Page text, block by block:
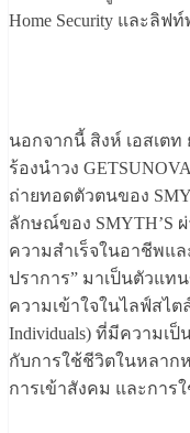
Home Security และลิฟ
นอกจากนี้ สิงห์ เอสเตท
ร้องนำวง
ถ่ายทอดตัวตนของ
ลักษณ์ของ SMYTH’S
ความสำเร็จในอาชีพแ
ปราการ” มาเป็นตัวแท
ความเข้าใจในไลฟ์สไต
Individuals) ที่มีความเ
กับการใช้ชีวิตในหลาก
การเข้าสังคม และการ